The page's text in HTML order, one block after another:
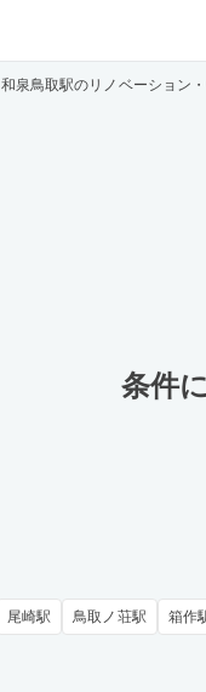
和泉鳥取駅のリノベーション
条件
尾崎駅 鳥取ノ荘駅 箱作